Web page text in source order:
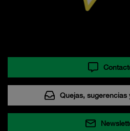
Quejas, sugerencias